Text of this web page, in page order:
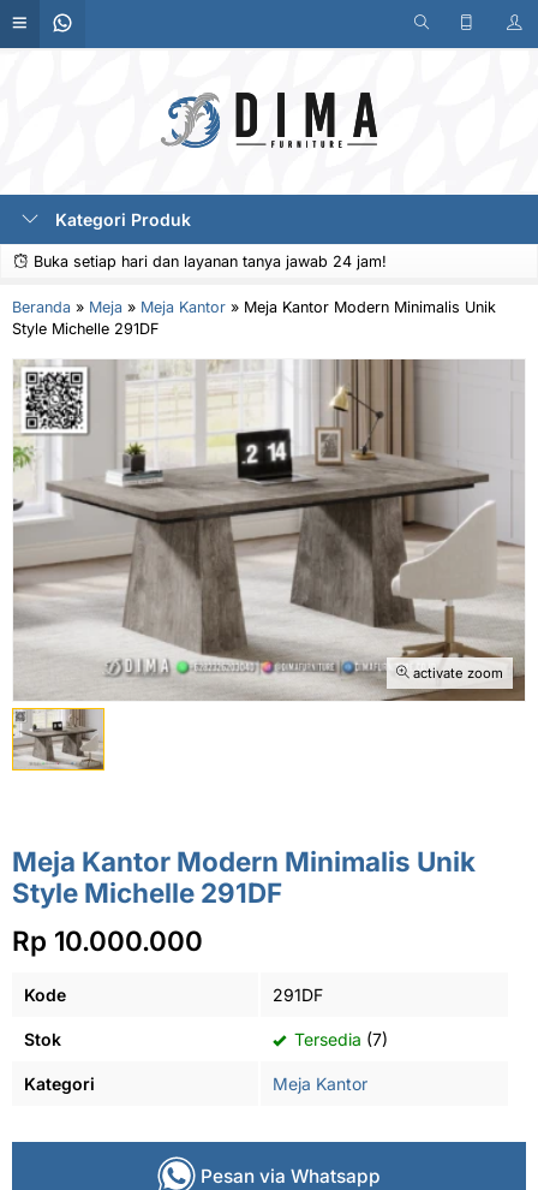
Kategori Produk
Buka setiap hari dan layanan tanya jawab 24 jam!
Beranda » Meja » Meja Kantor » Meja Kantor Modern Minimalis Unik
Style Michelle 291DF
activate zoom
Meja Kantor Modern Minimalis Unik
Style Michelle 291DF
Rp 10.000.000
Kode 291DF
Stok Tersedia (7)
Kategori Meja Kantor
Pesan via Whatsapp